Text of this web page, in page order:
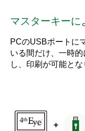
マスターキーに
PCのUSBポートに
いる間だけ、一時
し、印刷が可能とな